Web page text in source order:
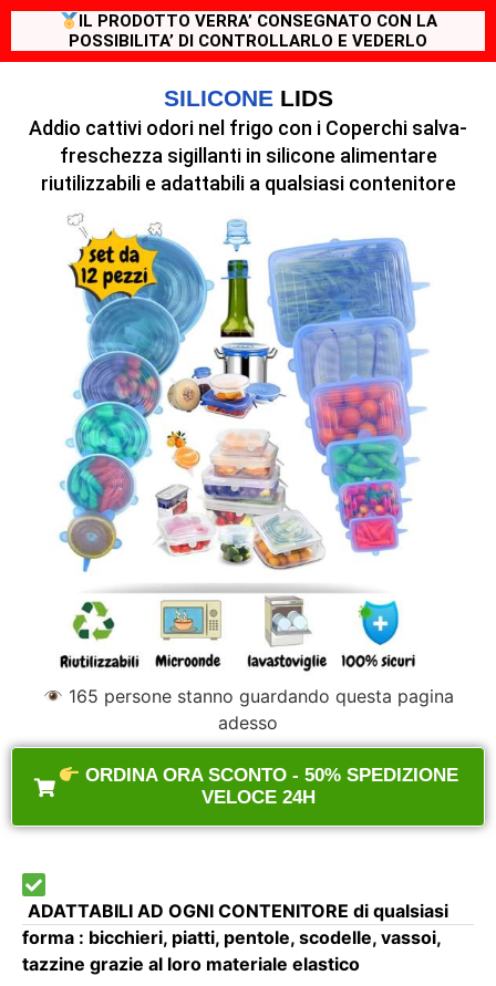
IL PRODOTTO VERRA’ CONSEGNATO CON LA
POSSIBILITA’ DI CONTROLLARLO E VEDERLO
SILICONELIDS
Addio cattivi odori nel frigo con i Coperchi salva-
freschezza sigillanti in silicone alimentare
riutilizzabili e adattabili a qualsiasi contenitore
165 persone stanno guardando questa pagina
adesso
ORDINA ORA SCONTO - 50% SPEDIZIONE
VELOCE 24H
ADATTABILI AD OGNI CONTENITORE di qualsiasi
forma : bicchieri, piatti, pentole, scodelle, vassoi,
tazzine grazie al loro materiale elastico